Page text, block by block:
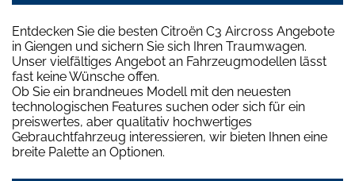
Entdecken Sie die besten Citroën C3 Aircross Angebote
in Giengen und sichern Sie sich Ihren Traumwagen.
Unser vielfältiges Angebot an Fahrzeugmodellen lässt
fast keine Wünsche offen.
Ob Sie ein brandneues Modell mit den neuesten
technologischen Features suchen oder sich für ein
preiswertes, aber qualitativ hochwertiges
Gebrauchtfahrzeug interessieren, wir bieten Ihnen eine
breite Palette an Optionen.